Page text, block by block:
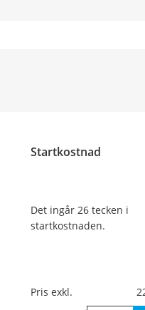
Startkostnad
Det ingår 26 tecken i
startkostnaden.
Pris exkl.